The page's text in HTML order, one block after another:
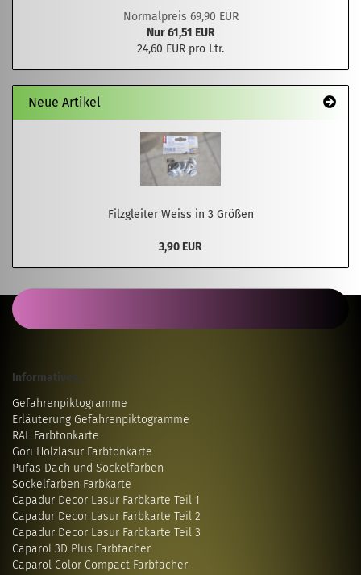
Normalpreis 69,90 EUR
Nur 61,51 EUR
24,60 EUR pro Ltr.
Neue Artikel
Filzgleiter Weiss in 3 Größen
3,90 EUR
Informatives...
Gefahrenpiktogramme
Erläuterung Gefahrenpiktogramme
RAL Farbtonkarte
Gori Holzlasur Farbtonkarte
Pufas Dach und Sockelfarben
Sockelfarben Farbkarte
Capadur Decor Lasur Farbkarte Teil 1
Capadur Decor Lasur Farbkarte Teil 2
Capadur Decor Lasur Farbkarte Teil 3
Caparol 3D Plus Farbfächer
Caparol Color Compact Farbfächer